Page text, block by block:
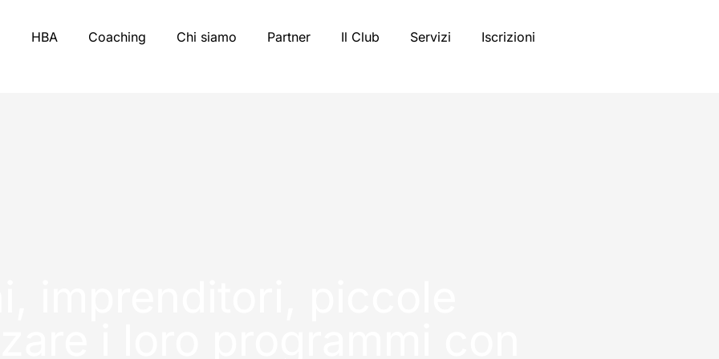
HBA Coaching Chi siamo Partner Il Club Servizi Iscrizioni